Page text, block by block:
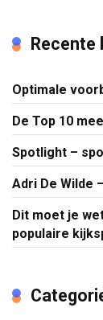
Recente
Optimale
De Top 10
Spotlight –
Adri De Wilde
Dit moet je
populaire